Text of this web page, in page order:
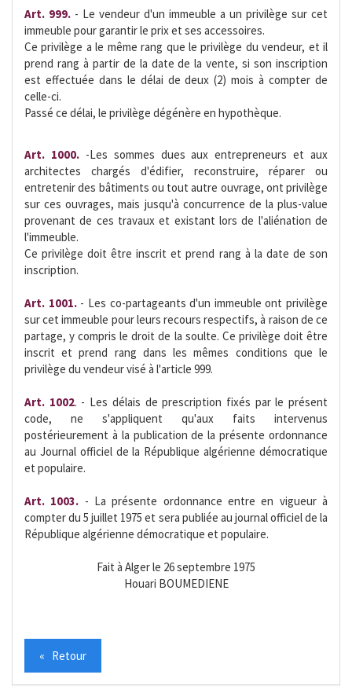
Art. 999. - Le vendeur d'un immeuble a un privilège sur cet
immeuble pour garantir le prix et ses accessoires.
Ce privilège a le même rang que le privilège du vendeur, et il
prend rang à partir de la date de la vente, si son inscription
est effectuée dans le délai de deux (2) mois à compter de
celle-ci.
Passé ce délai, le privilège dégénère en hypothèque.
Art. 1000.-Les sommes dues aux entrepreneurs et aux
architectes chargés d'édifier, reconstruire, réparer ou
entretenir des bâtiments ou tout autre ouvrage, ont privilège
sur ces ouvrages, mais jusqu'à concurrence de la plus-value
provenant de ces travaux et existant lors de l'aliénation de
l'immeuble.
Ce privilège doit être inscrit et prend rang à la date de son
inscription.
Art. 1001.- Les co-partageants d'un immeuble ont privilège
sur cet immeuble pour leurs recours respectifs, à raison de ce
partage, y compris le droit de la soulte. Ce privilège doit être
inscrit et prend rang dans les mêmes conditions que le
privilège du vendeur visé à l'article 999.
Art. 1002. - Les délais de prescription fixés par le présent
code, ne s'appliquent qu'aux faits intervenus
postérieurement à la publication de la présente ordonnance
au Journal officiel de la République algérienne démocratique
et populaire.
Art. 1003. - La présente ordonnance entre en vigueur à
compter du 5 juillet 1975 et sera publiée au journal officiel de la
République algérienne démocratique et populaire.
Fait à Alger le 26 septembre 1975
Houari BOUMEDIENE
« Retour